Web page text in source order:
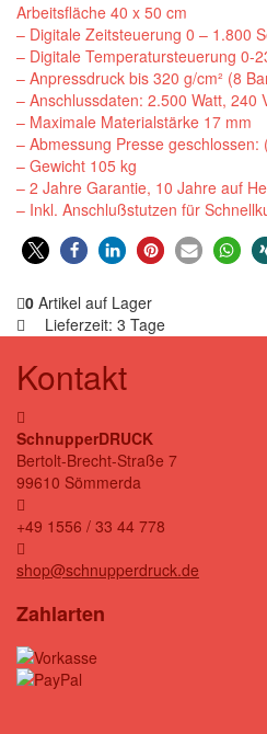
Arbeitsfläche 40 x 50 cm
– Digitale Zeitsteuerung 0 – 1.800
– Digitale Temperatursteuerung 0-
– Anpressdruck bis 320 g/cm² (8
– Anschlussdaten: 2.500 Watt, 240
– Maximale Materialstärke 17 mm
– Abmessung Presse
– Gewicht 105 kg
– 2 Jahre Garantie, 10 Jahre auf
– Inkl. Anschlußstutzen für
0 Artikel auf Lager
Lieferzeit: 3 Tage
Kontakt
SchnupperDRUCK
Bertolt-Brecht-Straße 7
99610 Sömmerda
+49 1556 / 33 44 778
shop@schnupperdruck.de
Zahlarten